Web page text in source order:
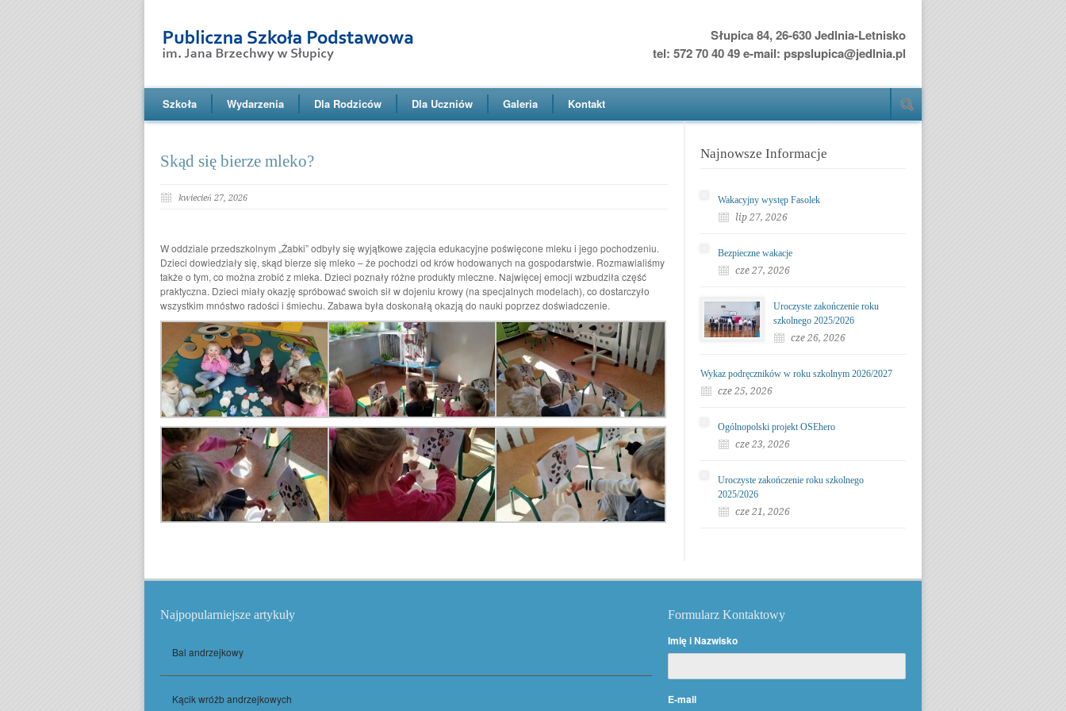
Słupica 84, 26-630 Jedlnia-Letnisko
tel: 572 70 40 49 e-mail: pspslupica@jedlnia.pl
Szkoła Wydarzenia Dla Rodziców Dla Uczniów Galeria Kontakt
Skąd się bierze mleko?
kwiecień 27, 2026
W oddziale przedszkolnym „Żabki” odbyły się wyjątkowe zajęcia edukacyjne poświęcone mleku i jego pochodzeniu.
Dzieci dowiedziały się, skąd bierze się mleko – że pochodzi od krów hodowanych na gospodarstwie. Rozmawialiśmy
także o tym, co można zrobić z mleka. Dzieci poznały różne produkty mleczne. Najwięcej emocji wzbudziła część
praktyczna. Dzieci miały okazję spróbować swoich sił w dojeniu krowy (na specjalnych modelach), co dostarczyło
wszystkim mnóstwo radości i śmiechu. Zabawa była doskonałą okazją do nauki poprzez doświadczenie.
Najnowsze Informacje
Wakacyjny występ Fasolek
lip 27, 2026
Bezpieczne wakacje
cze 27, 2026
Uroczyste zakończenie roku
szkolnego 2025/2026
cze 26, 2026
Wykaz podręczników w roku szkolnym 2026/2027
cze 25, 2026
Ogólnopolski projekt OSEhero
cze 23, 2026
Uroczyste zakończenie roku szkolnego
2025/2026
cze 21, 2026
Najpopularniejsze artykuły
Bal andrzejkowy
Kącik wróżb andrzejkowych
Formularz Kontaktowy
Imię i Nazwisko
E-mail